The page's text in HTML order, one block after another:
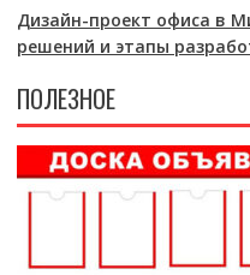
Дизайн-проект офиса в
решений и этапы
ПОЛЕЗНОЕ